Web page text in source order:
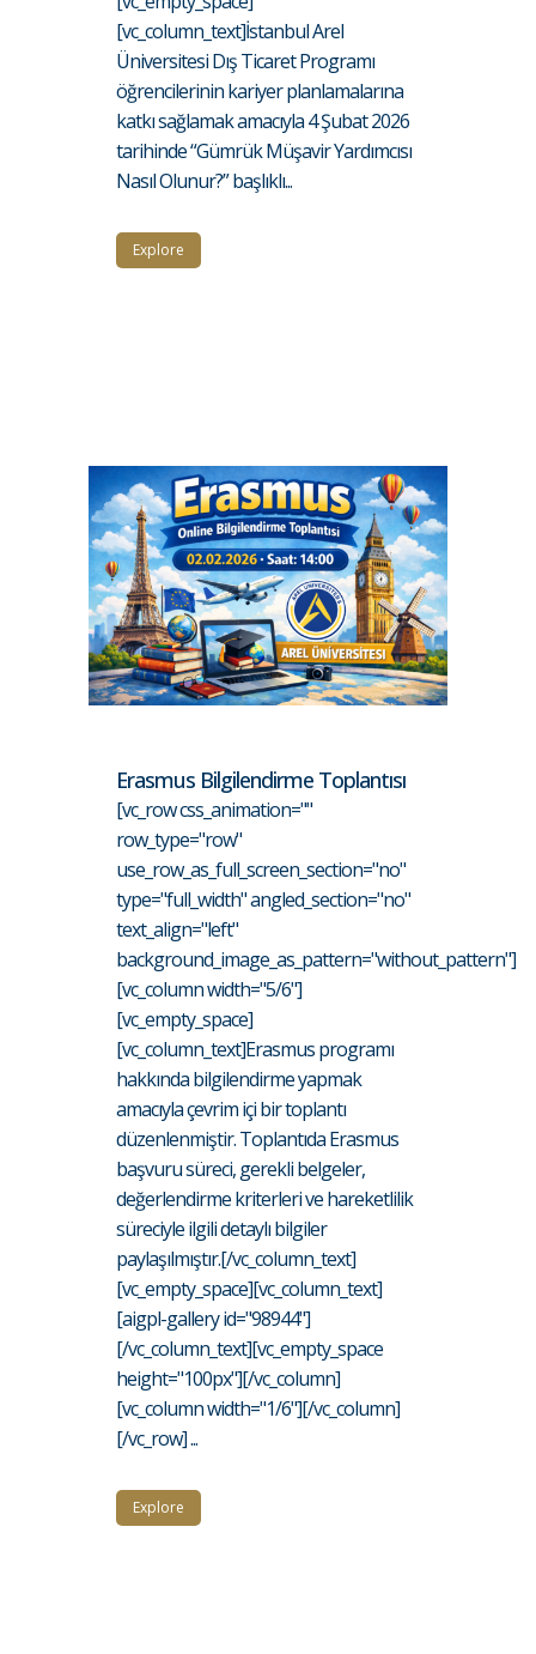
[vc_column_text]İstanbul Arel
Üniversitesi Dış Ticaret Programı
öğrencilerinin kariyer planlamalarına
katkı sağlamak amacıyla 4 Şubat 2026
tarihinde “Gümrük Müşavir Yardımcısı
Nasıl Olunur?” başlıklı...
Explore
Erasmus Bilgilendirme Toplantısı
[vc_row css_animation=""
row_type="row"
use_row_as_full_screen_section="no"
type="full_width" angled_section="no"
text_align="left"
background_image_as_pattern="without_pattern"]
[vc_column width="5/6"]
[vc_empty_space]
[vc_column_text]Erasmus programı
hakkında bilgilendirme yapmak
amacıyla çevrim içi bir toplantı
düzenlenmiştir. Toplantıda Erasmus
başvuru süreci, gerekli belgeler,
değerlendirme kriterleri ve hareketlilik
süreciyle ilgili detaylı bilgiler
paylaşılmıştır.[/vc_column_text]
[vc_empty_space][vc_column_text]
[aigpl-gallery id="98944"]
[/vc_column_text][vc_empty_space
height="100px"][/vc_column]
[vc_column width="1/6"][/vc_column]
[/vc_row] ...
Explore